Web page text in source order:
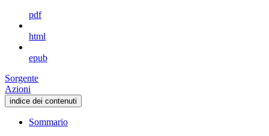
pdf
html
epub
Sorgente
Azioni
indice dei contenuti
Sommario